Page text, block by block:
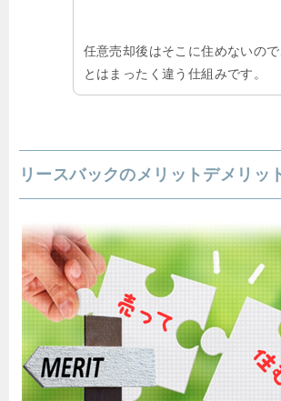
任意売却後はそこに住めないの
とはまったく違う仕組みです。
リースバックのメリットデメリッ